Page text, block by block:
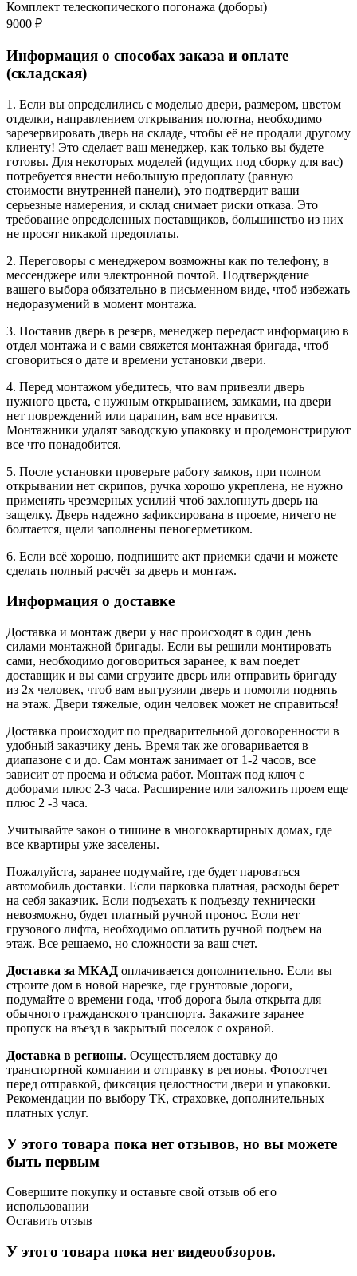
Комплект телескопического погонажа (доборы)
9000 ₽
Информация о способах заказа и оплате
(складская)
1. Если вы определились с моделью двери, размером, цветом
отделки, направлением открывания полотна, необходимо
зарезервировать дверь на складе, чтобы её не продали другому
клиенту! Это сделает ваш менеджер, как только вы будете
готовы. Для некоторых моделей (идущих под сборку для вас)
потребуется внести небольшую предоплату (равную
стоимости внутренней панели), это подтвердит ваши
серьезные намерения, и склад снимает риски отказа. Это
требование определенных поставщиков, большинство из них
не просят никакой предоплаты.
2. Переговоры с менеджером возможны как по телефону, в
мессенджере или электронной почтой. Подтверждение
вашего выбора обязательно в письменном виде, чтоб избежать
недоразумений в момент монтажа.
3. Поставив дверь в резерв, менеджер передаст информацию в
отдел монтажа и с вами свяжется монтажная бригада, чтоб
сговориться о дате и времени установки двери.
4. Перед монтажом убедитесь, что вам привезли дверь
нужного цвета, с нужным открыванием, замками, на двери
нет повреждений или царапин, вам все нравится.
Монтажники удалят заводскую упаковку и продемонстрируют
все что понадобится.
5. После установки проверьте работу замков, при полном
открывании нет скрипов, ручка хорошо укреплена, не нужно
применять чрезмерных усилий чтоб захлопнуть дверь на
защелку. Дверь надежно зафиксирована в проеме, ничего не
болтается, щели заполнены пеногерметиком.
6. Если всё хорошо, подпишите акт приемки сдачи и можете
сделать полный расчёт за дверь и монтаж.
Информация о доставке
Доставка и монтаж двери у нас происходят в один день
силами монтажной бригады. Если вы решили монтировать
сами, необходимо договориться заранее, к вам поедет
доставщик и вы сами сгрузите дверь или отправить бригаду
из 2х человек, чтоб вам выгрузили дверь и помогли поднять
на этаж. Двери тяжелые, один человек может не справиться!
Доставка происходит по предварительной договоренности в
удобный заказчику день. Время так же оговаривается в
диапазоне с и до. Сам монтаж занимает от 1-2 часов, все
зависит от проема и объема работ. Монтаж под ключ с
доборами плюс 2-3 часа. Расширение или заложить проем еще
плюс 2 -3 часа.
Учитывайте закон о тишине в многоквартирных домах, где
все квартиры уже заселены.
Пожалуйста, заранее подумайте, где будет пароваться
автомобиль доставки. Если парковка платная, расходы берет
на себя заказчик. Если подъехать к подъезду технически
невозможно, будет платный ручной пронос. Если нет
грузового лифта, необходимо оплатить ручной подъем на
этаж. Все решаемо, но сложности за ваш счет.
Доставка за МКАД оплачивается дополнительно. Если вы
строите дом в новой нарезке, где грунтовые дороги,
подумайте о времени года, чтоб дорога была открыта для
обычного гражданского транспорта. Закажите заранее
пропуск на въезд в закрытый поселок с охраной.
Доставка в регионы. Осуществляем доставку до
транспортной компании и отправку в регионы. Фотоотчет
перед отправкой, фиксация целостности двери и упаковки.
Рекомендации по выбору ТК, страховке, дополнительных
платных услуг.
У этого товара пока нет отзывов, но вы можете
быть первым
Совершите покупку и оставьте свой отзыв об его
использовании
Оставить отзыв
У этого товара пока нет видеообзоров.